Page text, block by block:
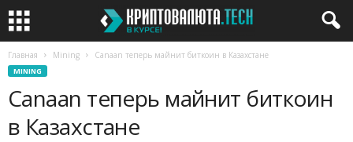
Главная Mining Canaan теперь майнит биткоин в Казахстане
MINING
Canaan теперь майнит биткоин
в Казахстане